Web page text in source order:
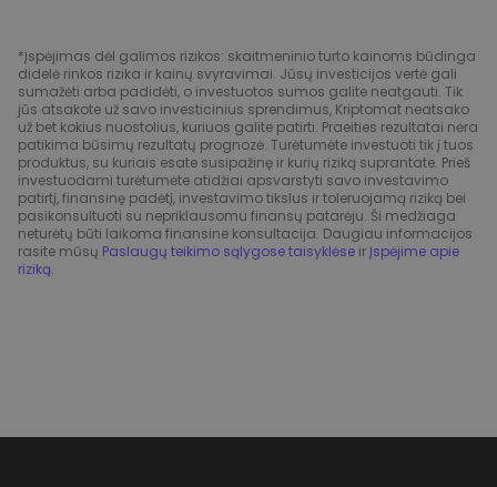
*Įspėjimas dėl galimos rizikos: skaitmeninio turto kainoms būdinga
didelė rinkos rizika ir kainų svyravimai. Jūsų investicijos vertė gali
sumažėti arba padidėti, o investuotos sumos galite neatgauti. Tik
jūs atsakote už savo investicinius sprendimus, Kriptomat neatsako
už bet kokius nuostolius, kuriuos galite patirti. Praeities rezultatai nėra
patikima būsimų rezultatų prognozė. Turėtumėte investuoti tik į tuos
produktus, su kuriais esate susipažinę ir kurių riziką suprantate. Prieš
investuodami turėtumėte atidžiai apsvarstyti savo investavimo
patirtį, finansinę padėtį, investavimo tikslus ir toleruojamą riziką bei
pasikonsultuoti su nepriklausomu finansų patarėju. Ši medžiaga
neturėtų būti laikoma finansine konsultacija. Daugiau informacijos
rasite mūsų Paslaugų teikimo sąlygose taisyklėse ir Įspėjime apie
riziką.